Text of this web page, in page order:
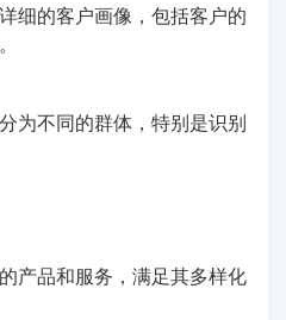
细的客户画像，包括客户的
为不同的群体，特别是识别
产品和服务，满足其多样化